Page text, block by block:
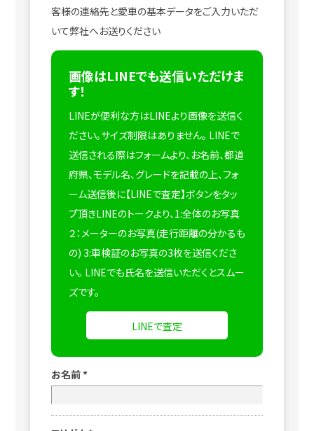
客様の連絡先と愛車の基本データをご入力いただ
いて弊社へお送りください
画像はLINEでも送信いただけま
す！
LINEが便利な方はLINEより画像を送信く
ださい。サイズ制限はありません。 LINEで
送信される際はフォームより、お名前、都道
府県、モデル名、グレードを記載の上、フォ
ーム送信後に【LINEで査定】ボタンをタッ
プ頂きLINEのトークより、1:全体のお写真
２：メーターのお写真(走行距離の分かるも
の) 3:車検証のお写真の3枚を送信くださ
い。 LINEでも氏名を送信いただくとスムー
ズです。
LINEで査定
お名前 *